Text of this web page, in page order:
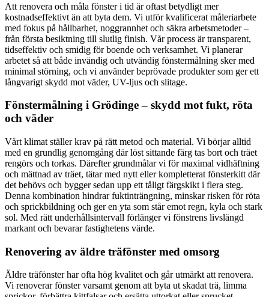
Att renovera och måla fönster i tid är oftast betydligt mer
kostnadseffektivt än att byta dem. Vi utför kvalificerat måleriarbete
med fokus på hållbarhet, noggrannhet och säkra arbetsmetoder –
från första besiktning till slutlig finish. Vår process är transparent,
tidseffektiv och smidig för boende och verksamhet. Vi planerar
arbetet så att både invändig och utvändig fönstermålning sker med
minimal störning, och vi använder beprövade produkter som ger ett
långvarigt skydd mot väder, UV-ljus och slitage.
Fönstermålning i Grödinge – skydd mot fukt, röta
och väder
Vårt klimat ställer krav på rätt metod och material. Vi börjar alltid
med en grundlig genomgång där löst sittande färg tas bort och träet
rengörs och torkas. Därefter grundmålar vi för maximal vidhäftning
och mättnad av träet, tätar med nytt eller kompletterat fönsterkitt där
det behövs och bygger sedan upp ett tåligt färgskikt i flera steg.
Denna kombination hindrar fuktinträngning, minskar risken för röta
och sprickbildning och ger en yta som står emot regn, kyla och stark
sol. Med rätt underhållsintervall förlänger vi fönstrens livslängd
markant och bevarar fastighetens värde.
Renovering av äldre träfönster med omsorg
Äldre träfönster har ofta hög kvalitet och går utmärkt att renovera.
Vi renoverar fönster varsamt genom att byta ut skadat trä, limma